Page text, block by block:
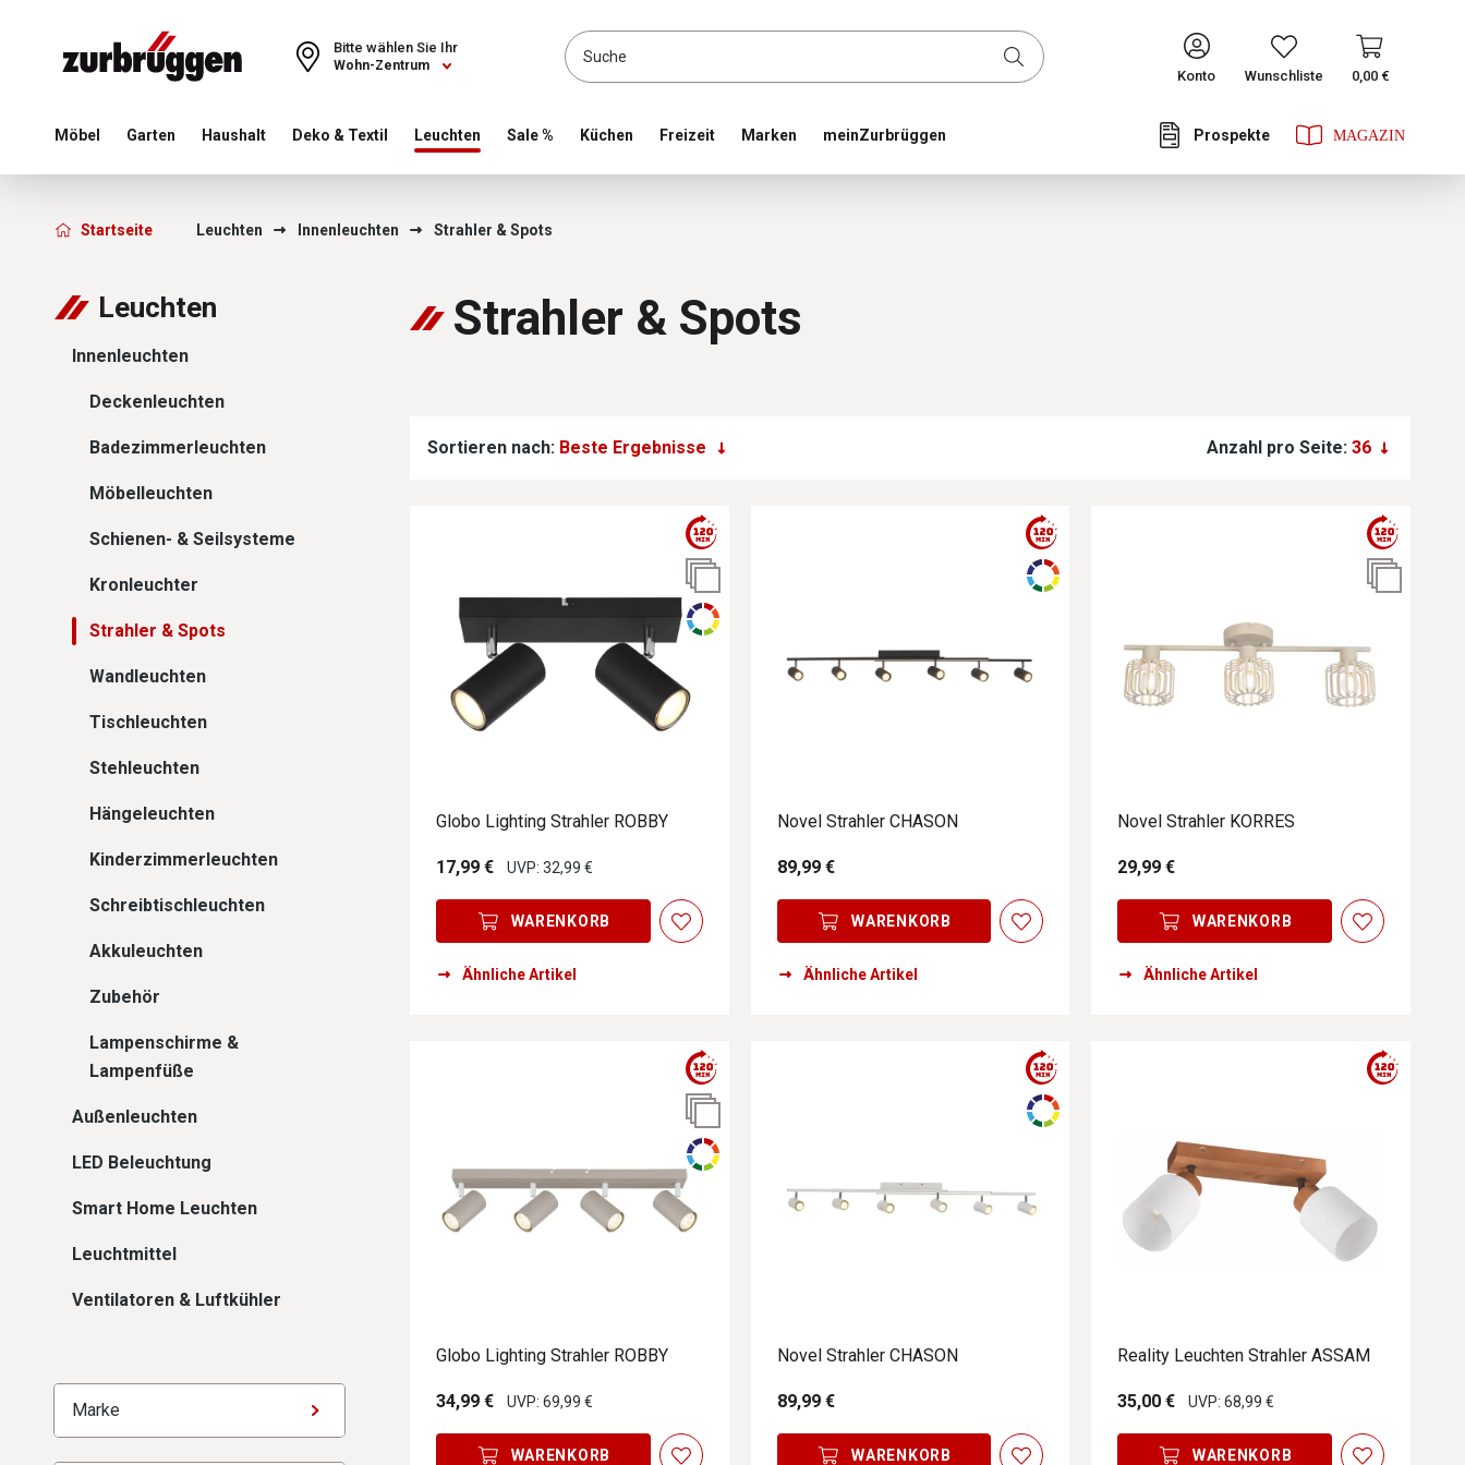
Choose a different country or region to see content for your location and shop online CONTINUE
Wohn-Zentrum
Bitte wählen Sie Ihr
Konto
Wunschliste 0,00 €
Möbel Garten Haushalt Deko & Textil Leuchten Sale % Küchen Freizeit Prospekte
Marken meinZurbrüggen
Zurbrüggen - Strahler &amp; Spots
Startseite Leuchten Innenleuchten Strahler & Spots
Leuchten
Innenleuchten
Deckenleuchten
Badezimmerleuchten
Möbelleuchten
Schienen- & Seilsysteme
Kronleuchter
Strahler & Spots
Wandleuchten
Tischleuchten
Stehleuchten
Hängeleuchten
Kinderzimmerleuchten
Schreibtischleuchten
Akkuleuchten
Zubehör
Lampenschirme &
Lampenfüße
Außenleuchten
LED Beleuchtung
Smart Home Leuchten
Leuchtmittel
Ventilatoren & Luftkühler
Marke
Um die Bedienung zu erleichtern, werden Filteroptionen automatisch deaktiviert, wenn sie mit der aktuellen Auswahl zu keinen Ergebnissen führen. Diese Optionen sind visuell und
Strahler & Spots
Sortieren nach: Anzahl pro Seite:
Globo Lighting Strahler ROBBY
17,99 € UVP: 32,99 €
WARENKORB
Ähnliche Artikel
Novel Strahler CHASON
89,99 €
WARENKORB
Ähnliche Artikel
Novel Strahler KORRES
29,99 €
WARENKORB
Ähnliche Artikel
Globo Lighting Strahler ROBBY
34,99 € UVP: 69,99 €
WARENKORB
Novel Strahler CHASON
89,99 €
WARENKORB
Reality Leuchten Strahler ASSAM
35,00 € UVP: 68,99 €
WARENKORB